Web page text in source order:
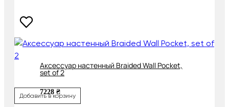
Аксессуар настенный Braided Wall Pocket,
set of 2
7228 ₴
Добавить в корзину